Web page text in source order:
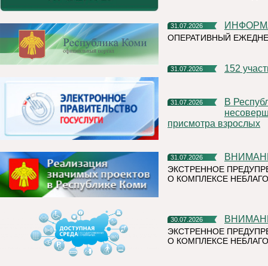
31.07.2026
ОПЕРАТИВНЫЙ
31.07.2026 152
31.07.2026
В Республике Коми участились случаи нахождения и купания
присмотра взрослых
31.07.2026
ЭКСТРЕННОЕ
О КОМПЛЕКСЕ
30.07.2026
ЭКСТРЕННОЕ
О КОМПЛЕКСЕ